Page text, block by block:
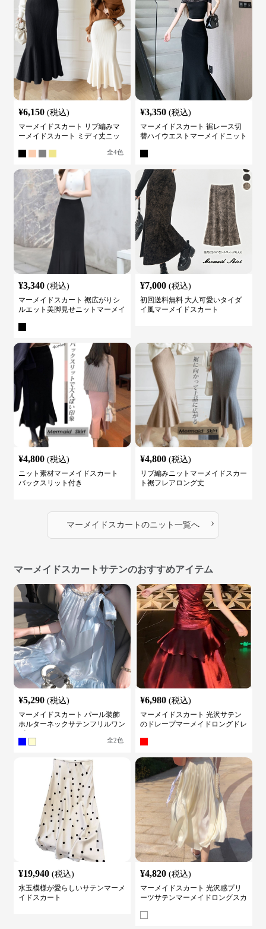
¥6,150 (税込)
マーメイドスカート リブ編みマ
ーメイドスカート ミディ丈ニッ
全4色
¥3,350 (税込)
マーメイドスカート 裾レース切
替ハイウエストマーメイドニット
¥3,340 (税込)
マーメイドスカート 裾広がりシ
ルエット美脚見せニットマーメイ
¥7,000 (税込)
初回送料無料 大人可愛いタイダ
イ風マーメイドスカート
¥4,800 (税込)
ニット素材マーメイドスカート
バックスリット付き
¥4,800 (税込)
リブ編みニットマーメイドスカー
ト裾フレアロング丈
マーメイドスカート のニット 一覧へ ›
マーメイドスカートサテンのおすすめアイテム
¥5,290 (税込)
マーメイドスカート パール装飾
ホルターネックサテンフリルワン
全2色
¥6,980 (税込)
マーメイドスカート 光沢サテン
のドレープマーメイドロングドレ
¥19,940 (税込)
水玉模様が愛らしいサテンマーメ
イドスカート
¥4,820 (税込)
マーメイドスカート 光沢感プリ
ーツサテンマーメイドロングスカ